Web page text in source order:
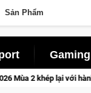
Sản Phẩm
đầy cảm xúc, Team